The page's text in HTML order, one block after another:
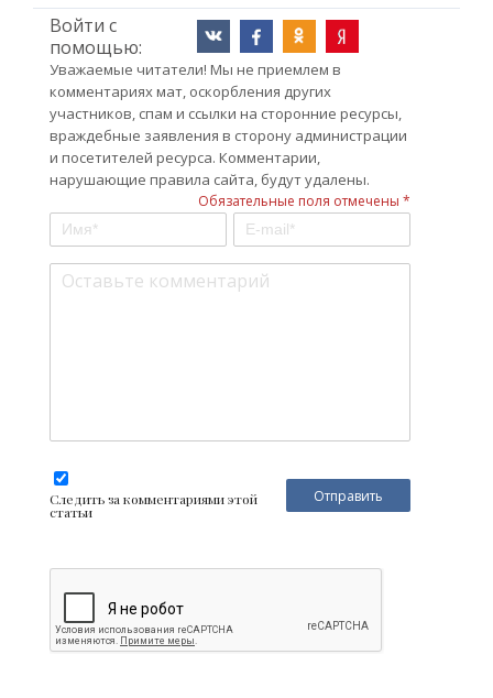
Войти с
помощью:
Уважаемые читатели! Мы не приемлем в
комментариях мат, оскорбления других
участников, спам и ссылки на сторонние ресурсы,
враждебные заявления в сторону администрации
и посетителей ресурса. Комментарии,
нарушающие правила сайта, будут удалены.
Обязательные поля отмечены *
Следить за комментариями этой
статьи